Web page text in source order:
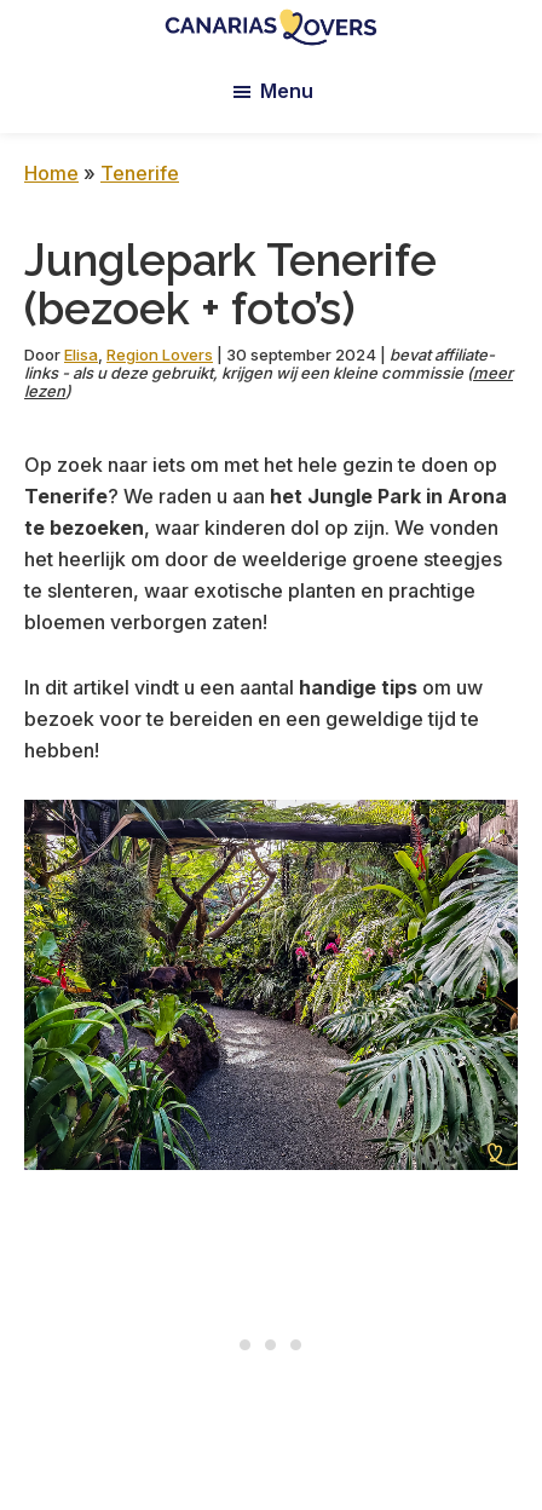
Lovers:
Gran
Canaria
Claire
Menu
Home » Tenerife
Junglepark Tenerife
(bezoek + foto’s)
DoorElisa Region Lovers 30 september 2024
bevat affiliate-
links - als u deze gebruikt, krijgen wij een kleine commissie (meer
lezen)
Op zoek naar iets om met het hele gezin te doen op
Tenerife? We raden u aan het Jungle Park in Arona
te bezoeken, waar kinderen dol op zijn. We vonden
het heerlijk om door de weelderige groene steegjes
te slenteren, waar exotische planten en prachtige
bloemen verborgen zaten!
In dit artikel vindt u een aantal handige tips om uw
bezoek voor te bereiden en een geweldige tijd te
hebben!